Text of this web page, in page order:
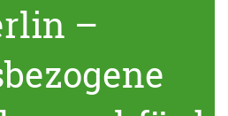
–